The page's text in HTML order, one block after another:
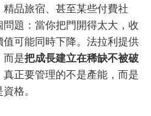
品旅宿、甚至某些付費社
題：當你把門開得太大，收
可能同時下降。法拉利提供
而是把成長建立在稀缺不被破
真正要管理的不是產能，而是
格。